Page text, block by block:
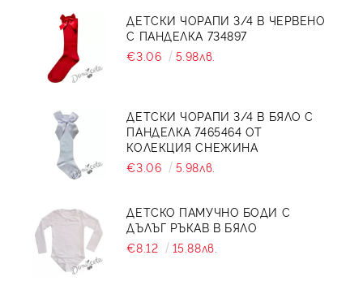
ДЕТСКИ ЧОРАПИ 3/4 В ЧЕРВЕНО
С ПАНДЕЛКА 734897
€3.06
5.98лв.
ДЕТСКИ ЧОРАПИ 3/4 В БЯЛО С
ПАНДЕЛКА 7465464 ОТ
КОЛЕКЦИЯ СНЕЖИНА
€3.06
5.98лв.
ДЕТСКО ПАМУЧНО БОДИ С
ДЪЛЪГ РЪКАВ В БЯЛО
€8.12
15.88лв.